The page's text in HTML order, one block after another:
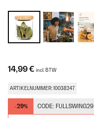
14,99 € incl. BTW
ARTIKELNUMMER: 10038247
-29% CODE: FULLSWING29